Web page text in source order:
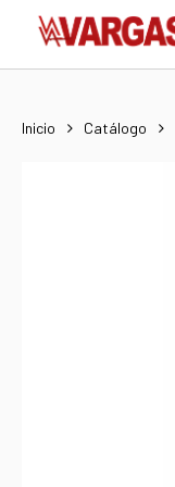
main
Inicio Catálogo